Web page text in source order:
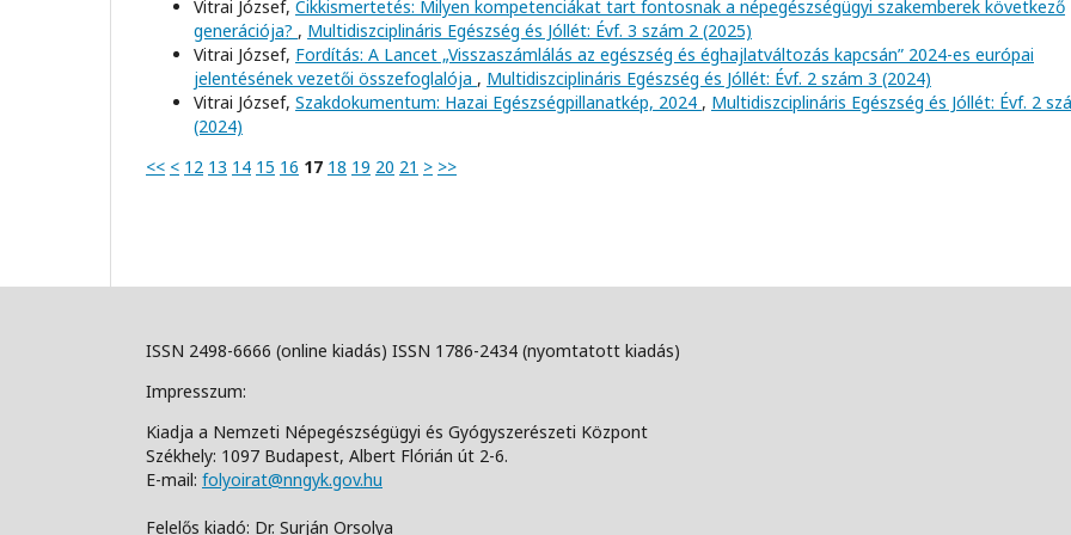
Vitrai József, Cikkismertetés: Milyen kompetenciákat tart fontosnak a népegészségügyi szakemberek következő
generációja? , Multidiszciplináris Egészség és Jóllét: Évf. 3 szám 2 (2025)
Vitrai József, Fordítás: A Lancet „Visszaszámlálás az egészség és éghajlatváltozás kapcsán” 2024-es európai
jelentésének vezetői összefoglalója , Multidiszciplináris Egészség és Jóllét: Évf. 2 szám 3 (2024)
Vitrai József, Szakdokumentum: Hazai Egészségpillanatkép, 2024 , Multidiszciplináris Egészség és Jóllét: Évf. 2
(2024)
<< < 12 13 14 15 16 17 18 19 20 21 > >>
ISSN 2498-6666 (online kiadás) ISSN 1786-2434 (nyomtatott kiadás)
Impresszum:
Kiadja a Nemzeti Népegészségügyi és Gyógyszerészeti Központ
Székhely: 1097 Budapest, Albert Flórián út 2-6.
E-mail: folyoirat@nngyk.gov.hu
Felelős kiadó: Dr. Surján Orsolya